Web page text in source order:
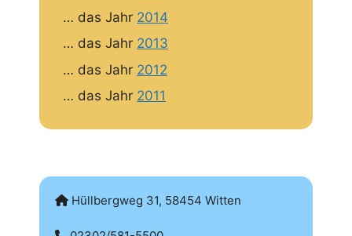
… das Jahr 2014
… das Jahr 2013
… das Jahr 2012
… das Jahr 2011
Hüllbergweg 31, 58454 Witten